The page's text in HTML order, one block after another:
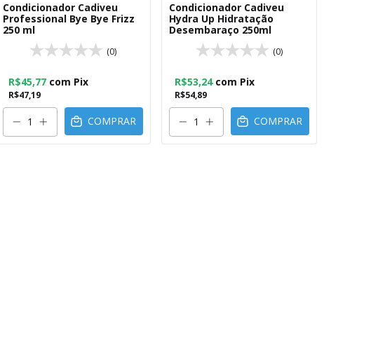
Condicionador Cadiveu
Professional Bye Bye Frizz
250 ml
(0)
R$47,19
R$45,77 com Pix
COMPRAR
Condicionador Cadiveu
Hydra Up Hidratação
Desembaraço 250ml
(0)
R$54,89
R$53,24 com Pix
COMPRAR